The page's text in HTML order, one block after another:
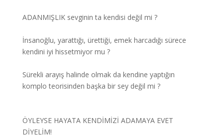
ADANMIŞLIK sevginin ta kendisi değil mi ?
İnsanoğlu, yarattığı, ürettiği, emek harcadığı sürece
kendini iyi hissetmiyor mu ?
Sürekli arayış halinde olmak da kendine yaptığın
komplo teorisinden başka bir sey değil mi ?
ÖYLEYSE HAYATA KENDİMİZİ ADAMAYA EVET
DİYELİM!